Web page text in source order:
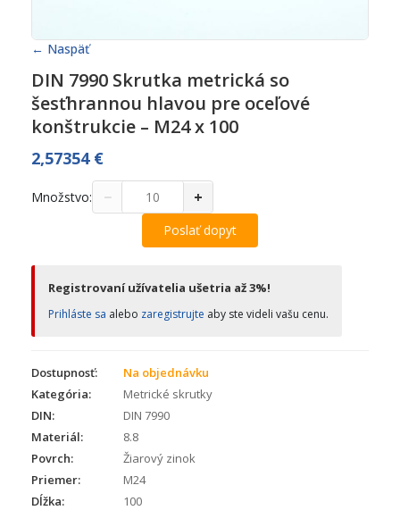
← Naspäť
DIN 7990 Skrutka metrická so
šesťhrannou hlavou pre oceľové
konštrukcie – M24 x 100
2,57354 €
Množstvo: − +
Poslať dopyt
Registrovaní užívatelia ušetria až 3%!
Prihláste sa alebo zaregistrujte aby ste videli vašu cenu.
Dostupnosť:
Na objednávku
Kategória:
Metrické skrutky
DIN:
DIN 7990
Materiál:
8.8
Povrch:
Žiarový zinok
Priemer:
M24
Dĺžka:
100